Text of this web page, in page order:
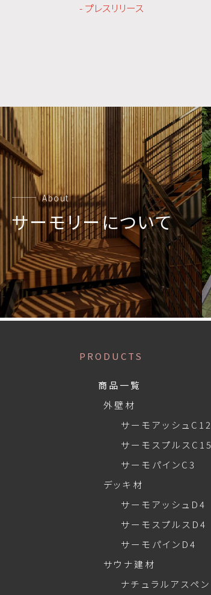
- プレスリリース
About
サーモリーについて
PRODUCTS
商品一覧
外壁材
サーモアッシュC12
サーモスプルスC15
サーモパインC3
デッキ材
サーモアッシュD4
サーモスプルスD4
サーモパインD4
サウナ建材
ナチュラルアスペ